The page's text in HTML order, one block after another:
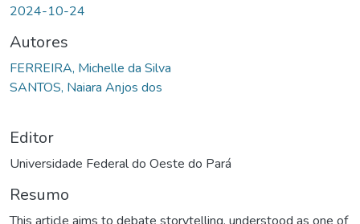
2024-10-24
Autores
FERREIRA, Michelle da Silva
SANTOS, Naiara Anjos dos
Editor
Universidade Federal do Oeste do Pará
Resumo